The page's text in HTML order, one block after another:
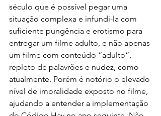
século que é possível pegar uma
situação complexa e infundi-la com
suficiente pungência e erotismo para
entregar um filme adulto, e não apenas
um filme com conteúdo “adulto”,
repleto de palavrões e nudez, como
atualmente. Porém é notório o elevado
nível de imoralidade exposto no filme,
ajudando a entender a implementação